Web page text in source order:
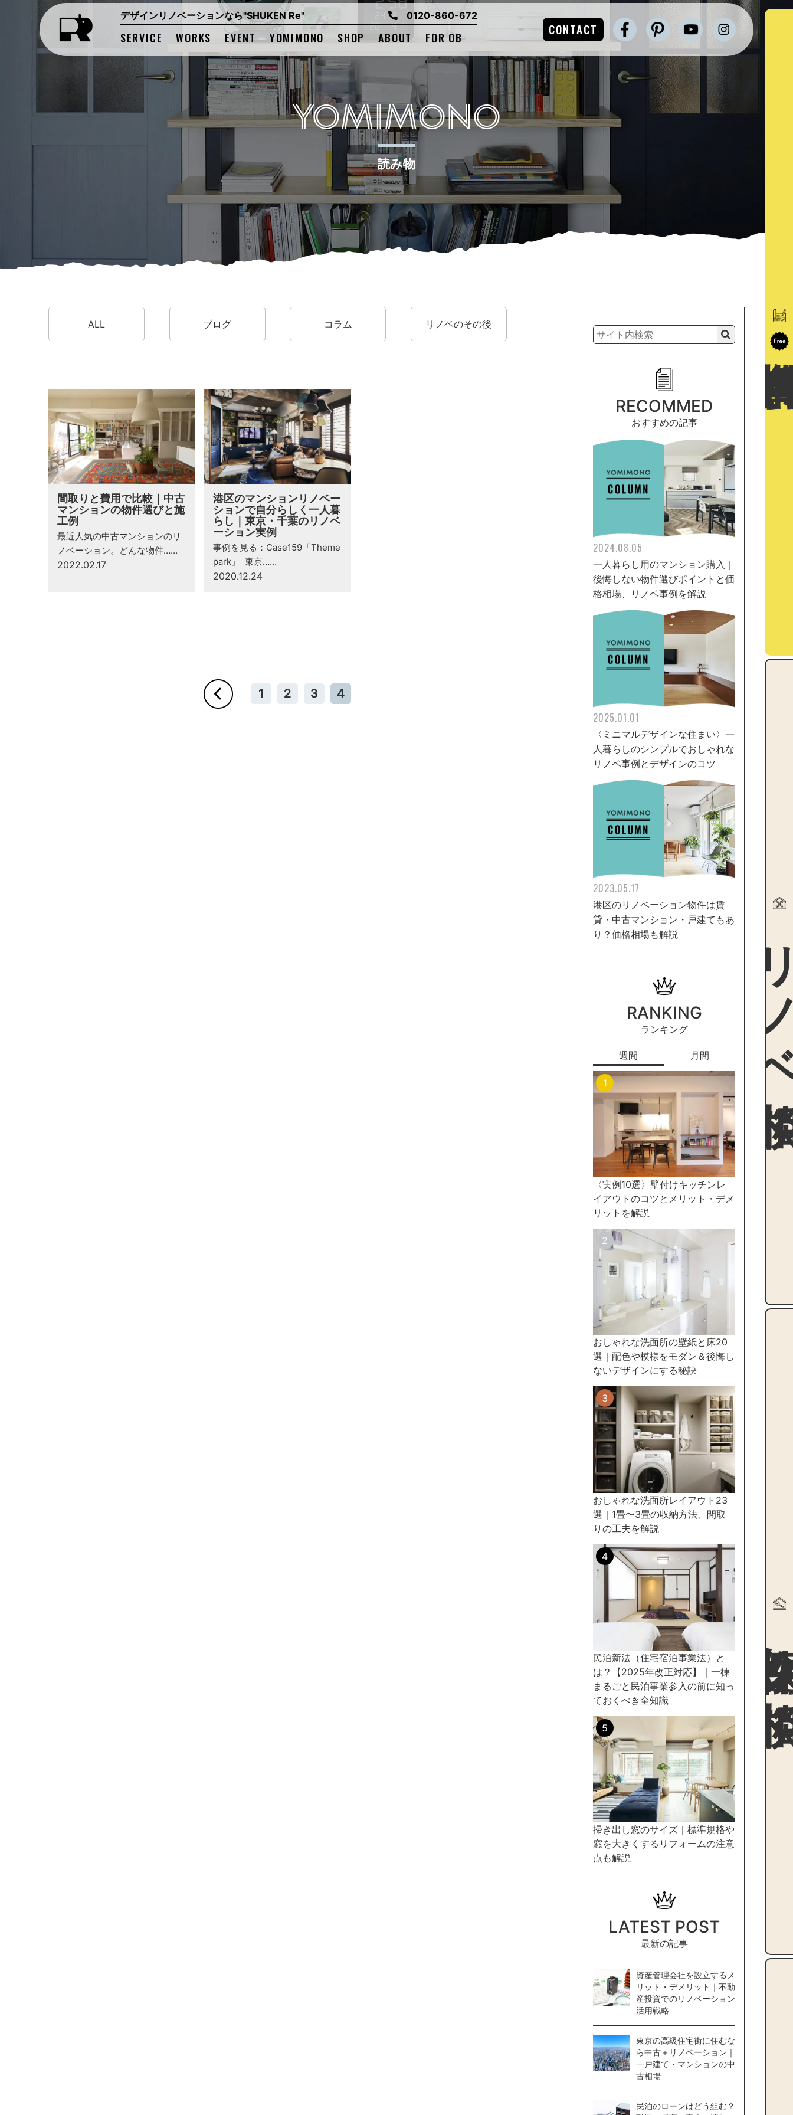
デザインリノベーションなら"SHUKEN Re" 0120-860-672
SERVICE WORKS EVENT YOMIMONO SHOP ABOUT FOR OB
CONTACT
YOMIMONO
読み物
ALL ブログ コラム リノベのその後
間取りと費用で比較｜中古
マンションの物件選びと施
工例
最近人気の中古マンションのリ
ノベーション。どんな物件……
2022.02.17
港区のマンションリノベー
ションで自分らしく一人暮
らし｜東京・千葉のリノベ
ーション実例
事例を見る：Case159「Theme
park」 東京……
2020.12.24
1 2 3 4
RECOMMED
おすすめの記事
2024.08.05
一人暮らし用のマンション購入｜
後悔しない物件選びポイントと価
格相場、リノベ事例を解説
2025.01.01
〈ミニマルデザインな住まい〉一
人暮らしのシンプルでおしゃれな
リノベ事例とデザインのコツ
2023.05.17
港区のリノベーション物件は賃
貸・中古マンション・戸建てもあ
り？価格相場も解説
RANKING
ランキング
週間 月間
〈実例10選〉壁付けキッチンレ
イアウトのコツとメリット・デメ
リットを解説
おしゃれな洗面所の壁紙と床20
選｜配色や模様をモダン＆後悔し
ないデザインにする秘訣
おしゃれな洗面所レイアウト23
選｜1畳〜3畳の収納方法、間取
りの工夫を解説
民泊新法（住宅宿泊事業法）と
は？【2025年改正対応】｜一棟
まるごと民泊事業参入の前に知っ
ておくべき全知識
掃き出し窓のサイズ｜標準規格や
窓を大きくするリフォームの注意
点も解説
LATEST POST
最新の記事
資産管理会社を設立するメ
リット・デメリット｜不動
産投資でのリノベーション
活用戦略
東京の高級住宅街に住むな
ら中古＋リノベーション｜
一戸建て・マンションの中
古相場
民泊のローンはどう組む？
リ
物